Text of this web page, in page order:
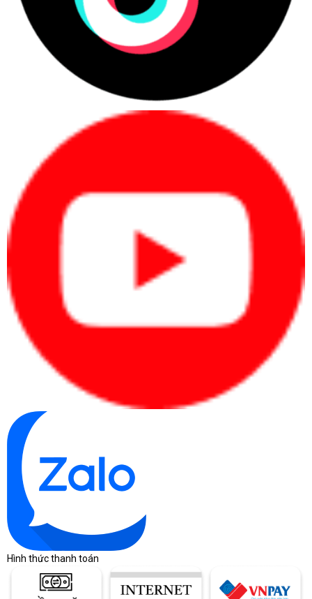
Ngoài ra, laptop cũng được trang bị đầy đủ các cổng kết nối
thông dụng, bao gồm cổng USB-C, USB-A, HDMI, Headphone,
Ethernet (RJ-45) và cổng sạc. Nhờ vậy, bạn có thể dễ dàng kết
nối máy với các thiết bị ngoại vi khác như màn hình, chuột, bàn
phím, ổ cứng ngoài, ...
Công ty Cổ phần Vật tư và Thiết bị văn phòng CDC
Trụ sở chính: C18, Lô 9, KĐTM. Định Công, P. Định Công, Q. Hoàng
Mai, TP. Hà Nội
CN.HCM: 51/1 Giải Phóng, Phường 4, Quận Tân Bình, TP Hồ Chí
Website: maytinhcdc.vn
Facebook: https://www.facebook.com/maytinhcdc.vn
Hình thức thanh toán